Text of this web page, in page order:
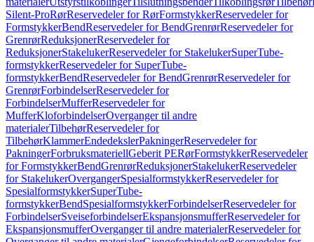
Silent-ProRørReservedeler for RørFormstykkerReservedeler for
FormstykkerBendReservedeler for BendGrenrørReservedeler for
GrenrørReduksjonerReservedeler for
ReduksjonerStakelukerReservedeler for StakelukerSuperTube-
formstykkerReservedeler for SuperTube-
formstykkerBendReservedeler for BendGrenrørReservedeler for
GrenrørForbindelserReservedeler for
ForbindelserMufferReservedeler for
MufferKloforbindelserOverganger til andre
materialerTilbehørReservedeler for
TilbehørKlammerEndedekslerPakningerReservedeler for
PakningerForbruksmateriellGeberit PERørFormstykkerReservedeler
for FormstykkerBendGrenrørReduksjonerStakelukerReservedeler
for StakelukerOvergangerSpesialformstykkerReservedeler for
SpesialformstykkerSuperTube-
formstykkerBendSpesialformstykkerForbindelserReservedeler for
ForbindelserSveiseforbindelserEkspansjonsmufferReservedeler for
EkspansjonsmufferOverganger til andre materialerReservedeler for